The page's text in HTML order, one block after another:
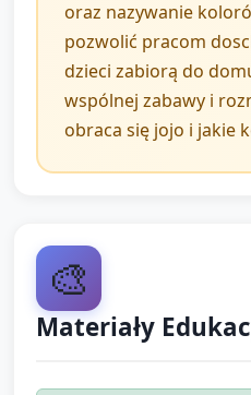
Prezentacja: każde
swoje jojo i mówi
jojo jest czerwone").
uzupełniające pytanie.
będzie leci!").
Informacja dla
ewentualnym
oraz nazywanie
pozwolić pracom
dzieci zabiorą do
wspólnej zabawy i
obraca się jojo i jakie
🎨
Materiały